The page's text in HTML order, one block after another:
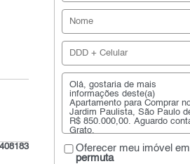
Oferecer meu imóvel em
permuta